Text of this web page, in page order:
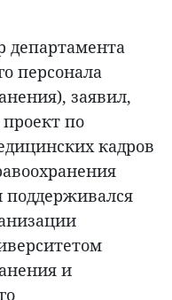
департамента
персонала
заявил,
проект по
кадров
поддерживался
и